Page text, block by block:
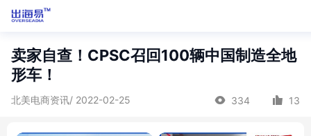
卖家自查！CPSC召回100辆中国制造全地
形车！
北美电商资讯/ 2022-02-25 334 13